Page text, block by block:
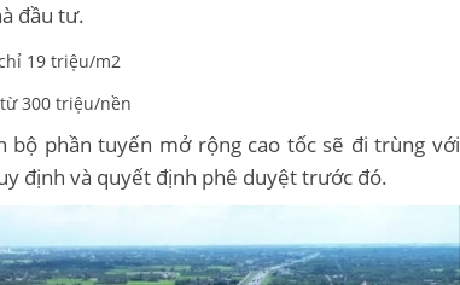
đầu tư.
19 triệu/m2
300 triệu/nền
bộ phần tuyến mở rộng cao tốc sẽ đi trùng với
định và quyết định phê duyệt trước đó.